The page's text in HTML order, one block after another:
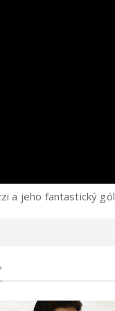
a jeho fantastický gól